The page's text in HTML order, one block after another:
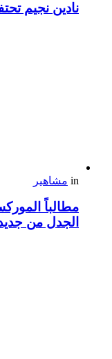
نادين نجيم
in مشاهير
مطالباً
الجدل من